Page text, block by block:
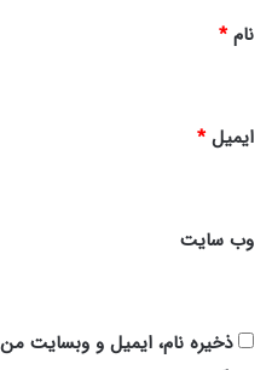
نام*
ایمیل*
وب‌ سایت
ذخیره نام، ایمیل و وبسایت من